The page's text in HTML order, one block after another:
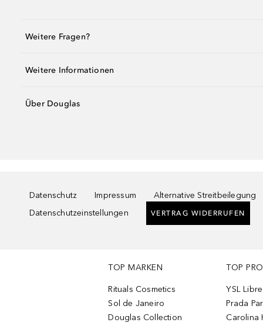
Weitere Fragen?
Weitere Informationen
Über Douglas
Datenschutz Impressum Alternative Streitbeilegung
Datenschutzeinstellungen
VERTRAG WIDERRUFEN
TOP MARKEN
Rituals Cosmetics
Sol de Janeiro
Douglas Collection
TOP
YSL Libre
Prada
Carolina